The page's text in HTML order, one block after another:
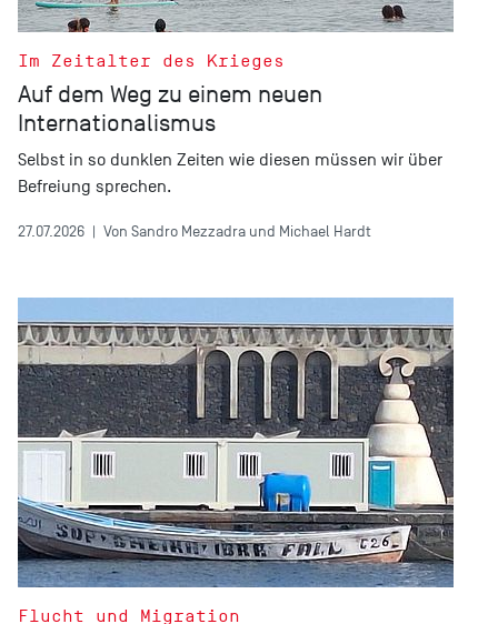
Im Zeitalter des Krieges
Auf dem Weg zu einem neuen
Internationalismus
Selbst in so dunklen Zeiten wie diesen müssen wir über
Befreiung sprechen.
27.07.2026 | Von Sandro Mezzadra und Michael Hardt
Flucht und Migration